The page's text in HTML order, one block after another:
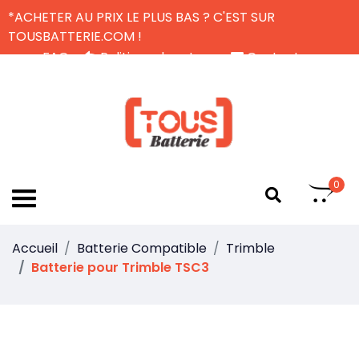
*ACHETER AU PRIX LE PLUS BAS ? C'EST SUR
TOUSBATTERIE.COM !
FAQ
Politique de retour
Contactez-nous
0
Accueil Batterie Compatible
Trimble
Batterie pour Trimble TSC3